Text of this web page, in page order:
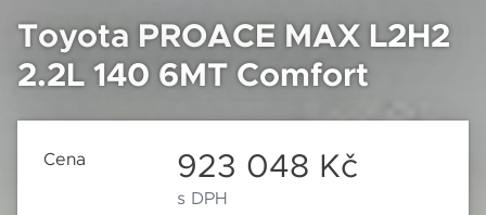
Toyota PROACE MAX L2H2
2.2L 140 6MT Comfort
Cena 923 048 Kč
s DPH
Chebská 392/116B
360 01 Karlovy Vary
Po–Pá: 8:00–18:00
So: 8:00–12:00